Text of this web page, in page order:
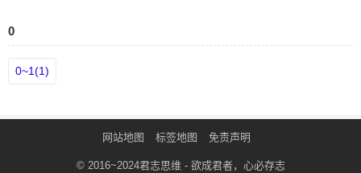
0
0~1(1)
网站地图 标签地图 免责声明
© 2016~2024君志思维- 欲成君者，心必存志